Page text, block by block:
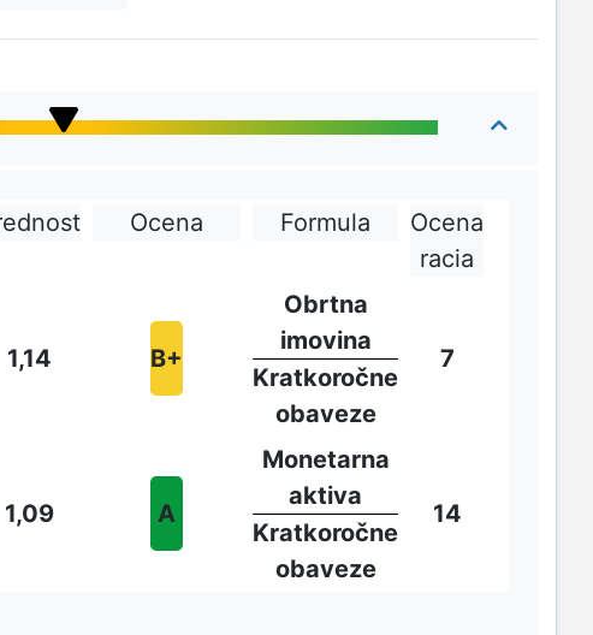
Ocena Formula
Ocena
racia
1,14 B+
Obrtna
imovina
Kratkoročne
obaveze
7
1,09 A
Monetarna
aktiva
Kratkoročne
obaveze
14